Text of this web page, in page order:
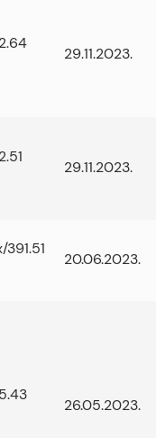
29.11.2023.
29.11.2023.
20.06.2023.
26.05.2023.